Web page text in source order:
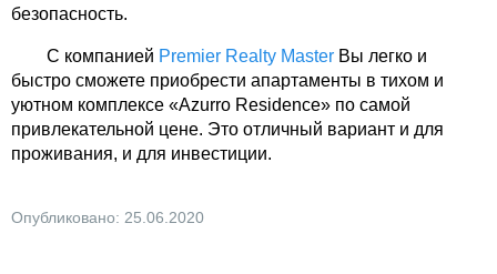
безопасность.
С компанией Premier Realty Master Вы легко и
быстро сможете приобрести апартаменты в тихом и
уютном комплексе «Azurro Residence» по самой
привлекательной цене. Это отличный вариант и для
проживания, и для инвестиции.
Опубликовано: 25.06.2020